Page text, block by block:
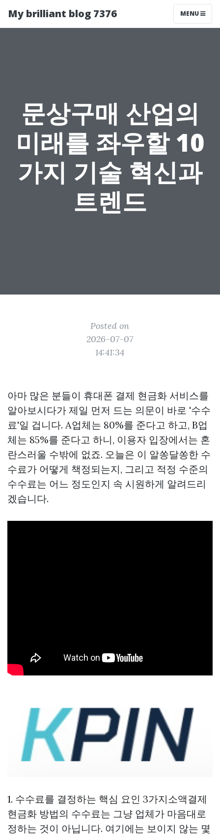
My brilliant blog 7376 MENU
문상구매 산업의
미래를 좌우할 10
가지 기술 혁신과
트렌드
Posted on
2026-07-07
14:41:34
아마 많은 분들이 휴대폰 결제 현금화 서비스를
알아보시다가 제일 먼저 드는 의문이 바로 '수수
료'일 겁니다. A업체는 80%를 준다고 하고, B업
체는 85%를 준다고 하니, 이용자 입장에서는 혼
란스러울 수밖에 없죠. 오늘은 이 알쏭달쏭한 수
수료가 어떻게 책정되는지, 그리고 적정 수준의
수수료는 어느 정도인지 속 시원하게 알려드리
겠습니다.
1. 수수료를 결정하는 핵심 요인 3가지소액결제
현금화 방법의 수수료는 그냥 업체가 마음대로
정하는 것이 아닙니다. 여기에는 보이지 않는 몇